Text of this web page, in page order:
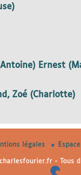
Ernest
Zoé (Charlotte)
légales
- Tous